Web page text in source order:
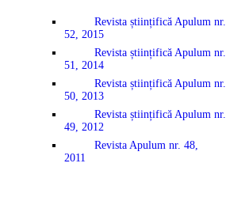
Revista științifică Apulum nr.
52, 2015
Revista științifică Apulum nr.
51, 2014
Revista științifică Apulum nr.
50, 2013
Revista științifică Apulum nr.
49, 2012
Revista Apulum nr. 48,
2011